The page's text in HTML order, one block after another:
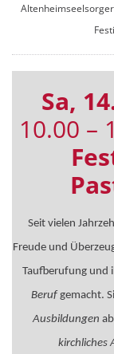
Sa,
10.00 –
Seit vielen
Freude und
Taufberufung und
Berufgemacht.
Ausbildungen
kirchliches